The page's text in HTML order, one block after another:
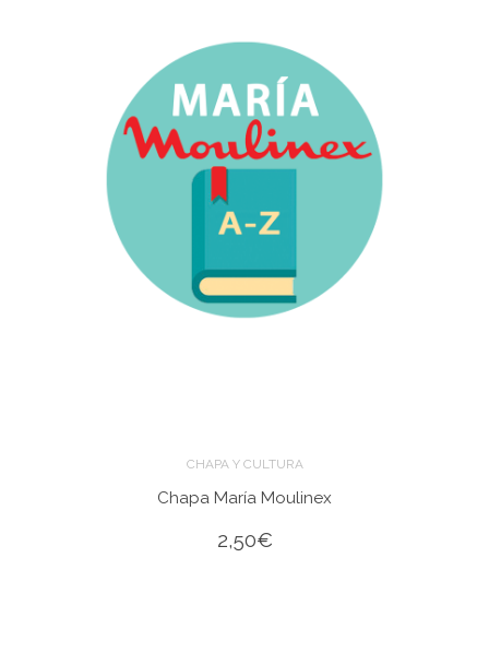
CHAPA Y CULTURA
Chapa María Moulinex
2,50€